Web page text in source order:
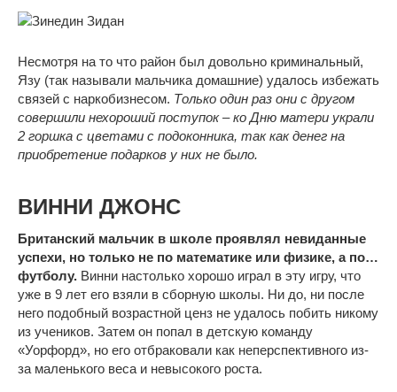
Несмотря на то что район был довольно криминальный,
Язу (так называли мальчика домашние) удалось избежать
связей с наркобизнесом. Только один раз они с другом
совершили нехороший поступок – ко Дню матери украли
2 горшка с цветами с подоконника, так как денег на
приобретение подарков у них не было.
ВИННИ ДЖОНС
Британский мальчик в школе проявлял невиданные
успехи, но только не по математике или физике, а по…
футболу. Винни настолько хорошо играл в эту игру, что
уже в 9 лет его взяли в сборную школы. Ни до, ни после
него подобный возрастной ценз не удалось побить никому
из учеников. Затем он попал в детскую команду
«Уорфорд», но его отбраковали как неперспективного из-
за маленького веса и невысокого роста.